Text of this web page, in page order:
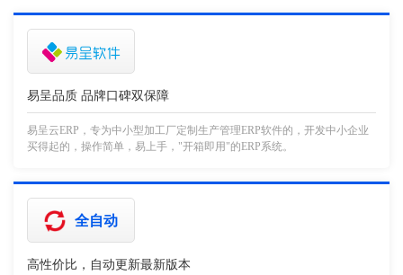
易呈品质 品牌口碑双保障
易呈云ERP，专为中小型加工厂定制生产管理ERP软件的，开发中小企业
买得起的，操作简单，易上手，"开箱即用"的ERP系统。
全自动
高性价比，自动更新最新版本